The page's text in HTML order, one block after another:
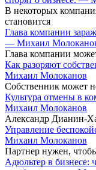
В некоторых
становится
Глава компании
— Михаил
Глава компании
Как разоряют
Михаил Молоканов
Собственник может
Культура отмены в
Михаил Молоканов
Александр Дианин-
Управление
Михаил Молоканов
Партнер нужен,
Адюльтер в бизнесе: